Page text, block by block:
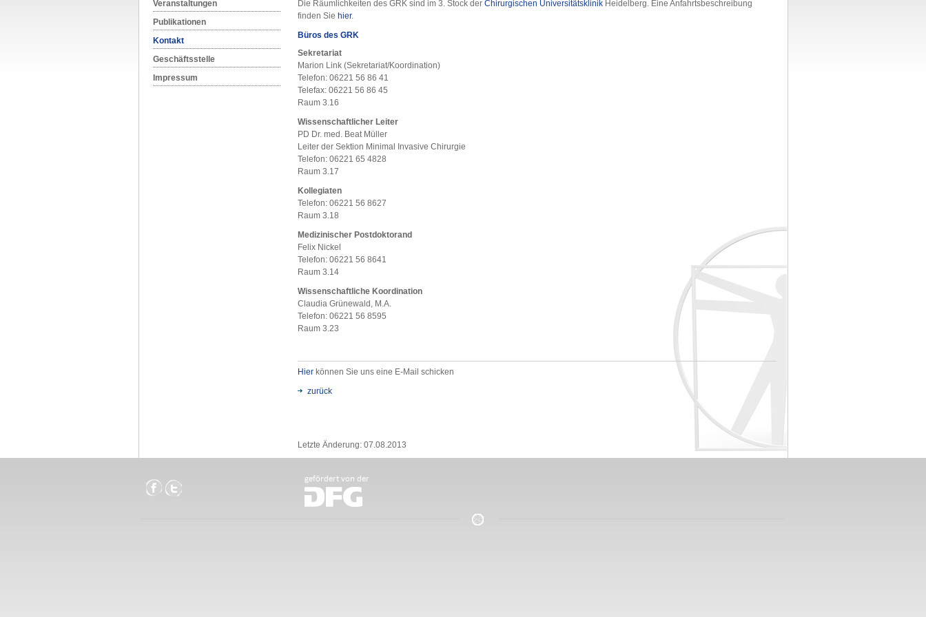
Veranstaltungen
Publikationen
Kontakt
Geschäftsstelle
Impressum
Die Räumlichkeiten des GRK sind im 3. Stock der Chirurgischen UniversitätsklinikHeidelberg. Eine Anfahrtsbeschreibung
finden Sie hier.
Büros des GRK
Sekretariat
Marion Link (Sekretariat/Koordination)
Telefon: 06221 56 86 41
Telefax: 06221 56 86 45
Raum 3.16
Wissenschaftlicher Leiter
PD Dr. med. Beat Müller
Leiter der Sektion Minimal Invasive Chirurgie
Telefon: 06221 65 4828
Raum 3.17
Kollegiaten
Telefon: 06221 56 8627
Raum 3.18
Medizinischer Postdoktorand
Felix Nickel
Telefon: 06221 56 8641
Raum 3.14
Wissenschaftliche Koordination
Claudia Grünewald, M.A.
Telefon: 06221 56 8595
Raum 3.23
Hier können Sie uns eine E-Mail schicken
zurück
Letzte Änderung: 07.08.2013